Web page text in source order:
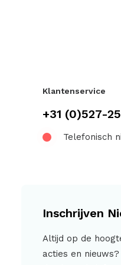
Klantenservice
+31 (0)527-
Telefonisch
Inschrijven
Altijd op de
acties en